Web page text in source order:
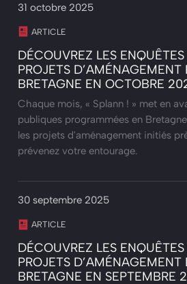
31 octobre 2025
ARTICLE
DÉCOUVREZ LES
PROJETS D’AMÉNAGEMENT
BRETAGNE EN OCTOBRE
Chaque mois, « Splann ! » met en
publiques programmées en
les projets d'aménagement initiés
prévenez votre entourage.
30 septembre 2025
ARTICLE
DÉCOUVREZ LES
PROJETS D’AMÉNAGEMENT
BRETAGNE EN SEPTEMBRE